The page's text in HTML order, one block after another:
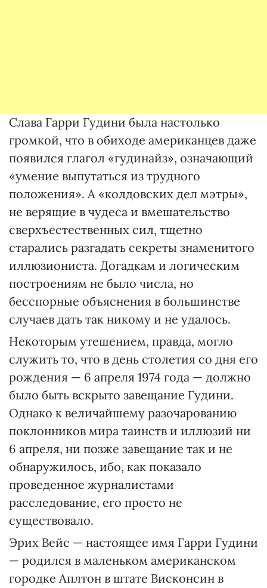
Слава Гарри Гудини была настолько
громкой, что в обиходе американцев даже
появился глагол «гудинайз», означающий
«умение выпутаться из трудного
положения». А «колдовских дел мэтры»,
не верящие в чудеса и вмешательство
сверхъестественных сил, тщетно
старались разгадать секреты знаменитого
иллюзиониста. Догадкам и логическим
построениям не было числа, но
бесспорные объяснения в большинстве
случаев дать так никому и не удалось.
Некоторым утешением, правда, могло
служить то, что в день столетия со дня его
рождения — 6 апреля 1974 года — должно
было быть вскрыто завещание Гудини.
Однако к величайшему разочарованию
поклонников мира таинств и иллюзий ни
6 апреля, ни позже завещание так и не
обнаружилось, ибо, как показало
проведенное журналистами
расследование, его просто не
существовало.
Эрих Вейс — настоящее имя Гарри Гудини
— родился в маленьком американском
городке Аплтон в штате Висконсин в